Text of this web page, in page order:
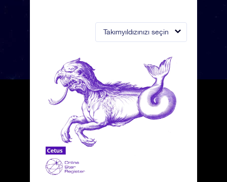
Takımyıldızınızı seçin